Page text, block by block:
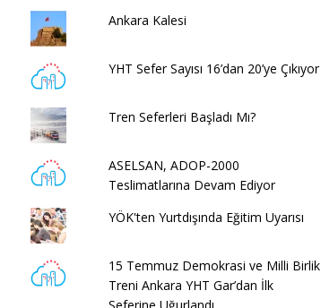
Ankara Kalesi
YHT Sefer Sayısı 16’dan 20’ye Çıkıyor
Tren Seferleri Başladı Mı?
ASELSAN, ADOP-2000
Teslimatlarına Devam Ediyor
YÖK'ten Yurtdışında Eğitim Uyarısı
15 Temmuz Demokrasi ve Milli Birlik
Treni Ankara YHT Gar’dan İlk